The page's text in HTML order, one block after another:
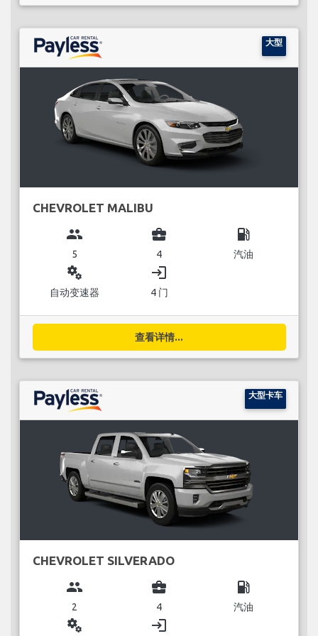
大型
CHEVROLET MALIBU
group
5
business_center
4
local_gas_station
汽油
miscellaneous_services
自动变速器
login
4 门
查看详情...
大型卡车
CHEVROLET SILVERADO
group
2
business_center
4
local_gas_station
汽油
miscellaneous_services login